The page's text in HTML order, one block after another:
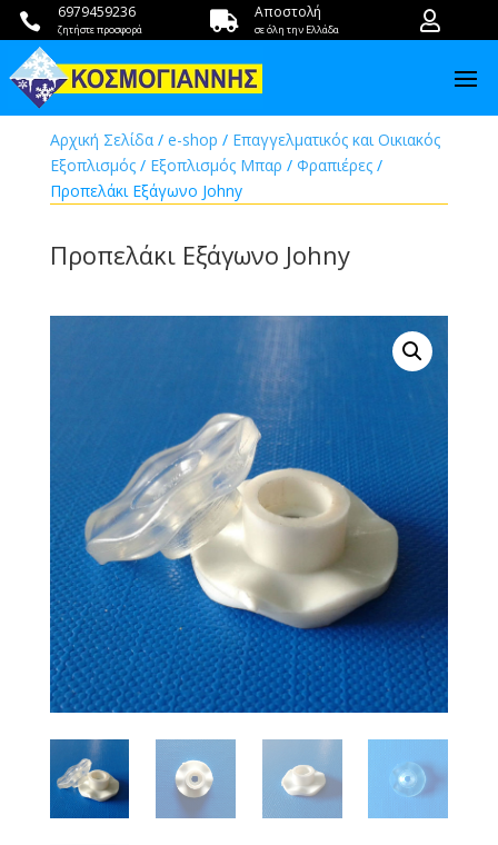
 6979459236
ζητήστε προσφορά  Αποστολή
σε όλη την Ελλάδα 
Αρχική Σελίδα/ e-shop / Επαγγελματικός και Οικιακός
Εξοπλισμός/ Εξοπλισμός Μπαρ / Φραπιέρες/
Προπελάκι Εξάγωνο Johny
Προπελάκι Εξάγωνο Johny